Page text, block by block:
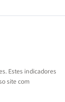
|
Estes indicadores
site com